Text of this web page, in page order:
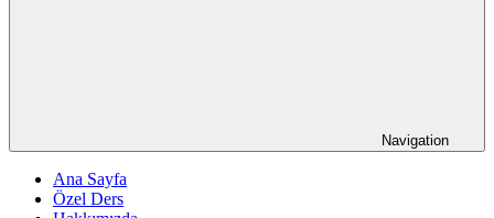
Navigation
Ana Sayfa
Özel Ders